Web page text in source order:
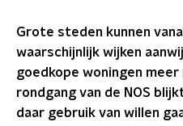
Grote steden kunnen
waarschijnlijk wijken
goedkope woningen
rondgang van de NOS
daar gebruik van willen